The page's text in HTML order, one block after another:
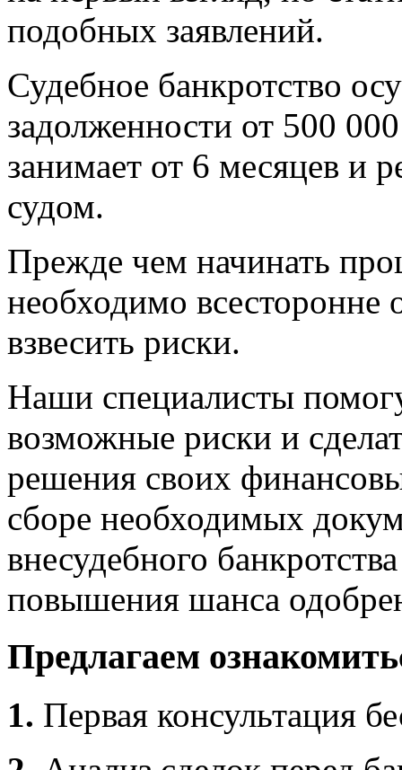
подобных заявлений.
Судебное банкротство
задолженности от 500
занимает от 6 месяцев и
судом.
Прежде чем начинать
необходимо
взвесить риски.
Наши специалисты
возможные риски и
решения своих
сборе необходимых
внесудебного
повышения шанса
Предлагаем
1. Первая консультация